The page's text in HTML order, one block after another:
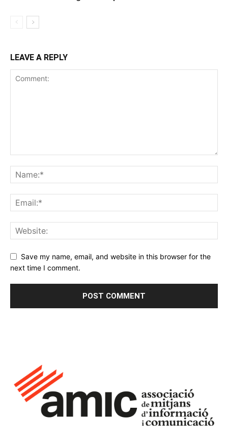
LEAVE A REPLY
Save my name, email, and website in this browser for the
next time I comment.